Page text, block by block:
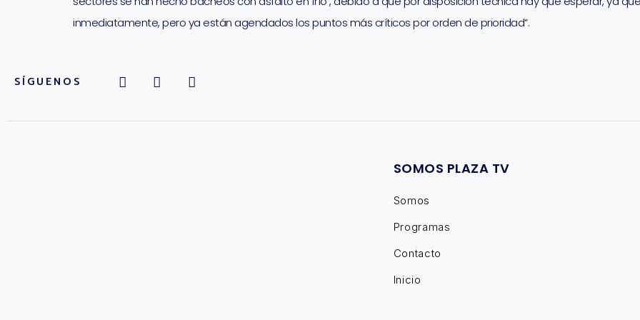
inmediatamente, pero ya están agendados los puntos más críticos por orden de prioridad”.
SÍGUENOS
SOMOS PLAZA TV
Somos
Programas
Contacto
Inicio